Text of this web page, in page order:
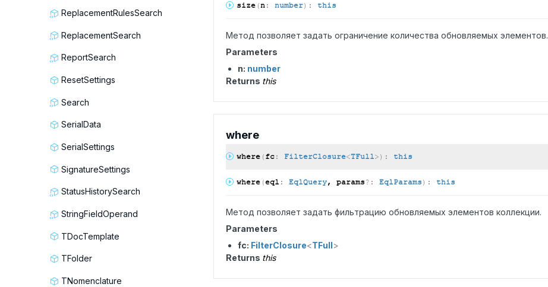
ReplacementRulesSearch
ReplacementSearch
ReportSearch
ResetSettings
Search
SerialData
SerialSettings
SignatureSettings
StatusHistorySearch
StringFieldOperand
TDocTemplate
TFolder
TNomenclature
size(n: number) : this
Метод позволяет задать ограничение количества обновляемых элементов.
Parameters
n: number
Returns this
where
where(fc: FilterClosure<TFull>) : this
where(eql : EqlQuery, params?: EqlParams) : this
Метод позволяет задать фильтрацию обновляемых элементов коллекции.
Parameters
fc: FilterClosure<TFull>
Returns this